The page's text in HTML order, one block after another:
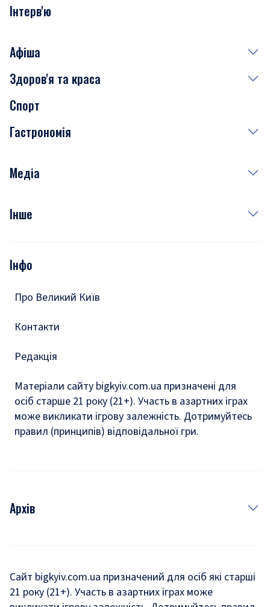
Інтерв'ю
Афіша
Сьогодні
Завтра
Субота
Здоров'я та краса
Медицина
Краса
Спорт
Гастрономія
Рецепти
Медіа
Фото
Подкасти
Інше
Тести
Інфо
Про Великий Київ
Контакти
Редакція
Матеріали сайту bigkyiv.com.ua призначені для
осіб старше 21 року (21+). Участь в азартних іграх
може викликати ігрову залежність. Дотримуйтесь
правил (принципів) відповідальної гри.
Архів
Комуналка
Сайт bigkyiv.com.ua призначений для осіб які старші
21 року (21+). Участь в азартних іграх може